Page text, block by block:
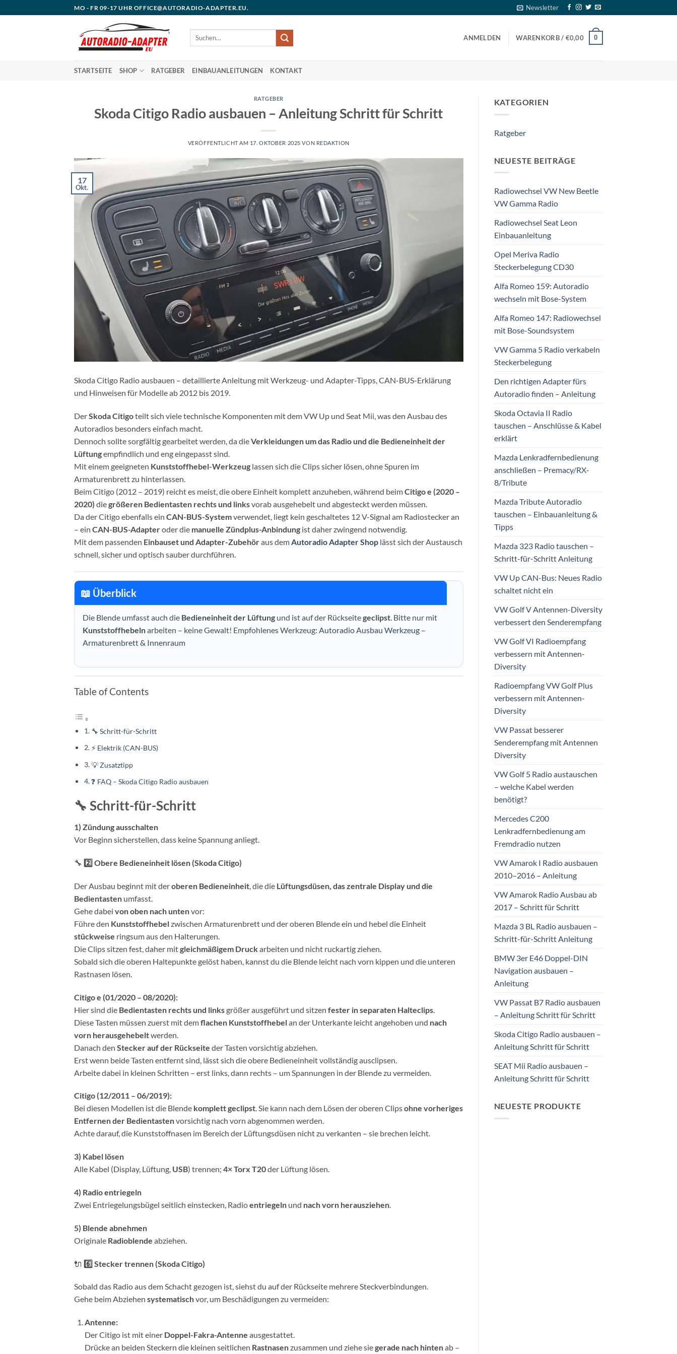
Inhalt
MO - FR 09-17 UHR OFFICE@AUTORADIO-ADAPTER.EU. Newsletter
Suchen
ANMELDEN WARENKORB / €0,00 0
STARTSEITE SHOP RATGEBER EINBAUANLEITUNGEN KONTAKT
RATGEBER
Skoda Citigo Radio ausbauen – Anleitung Schritt für Schritt
VERÖFFENTLICHT AM 17. OKTOBER 2025 VON REDAKTION
17
Okt.
Skoda Citigo Radio ausbauen – detaillierte Anleitung mit Werkzeug- und Adapter-Tipps, CAN-BUS-Erklärung
und Hinweisen für Modelle ab 2012 bis 2019.
DerSkoda Citigoteilt sich viele technische Komponenten mit dem VW Up und Seat Mii, was den Ausbau des
Autoradios besonders einfach macht.
Dennoch sollte sorgfältig gearbeitet werden, da dieVerkleidungen um das Radio und die Bedieneinheit der
Lüftungempfindlich und eng eingepasst sind.
Mit einem geeigneten Kunststoffhebel-Werkzeug lassen sich die Clips sicher lösen, ohne Spuren im
Armaturenbrett zu hinterlassen.
Beim Citigo (2012 – 2019) reicht es meist, die obere Einheit komplett anzuheben, während beimCitigo e (2020 –
2020) diegrößeren Bedientasten rechts und linksvorab ausgehebelt und abgesteckt werden müssen.
Da der Citigo ebenfalls ein CAN-BUS-Systemverwendet, liegt kein geschaltetes 12 V-Signal am Radiostecker an
– ein CAN-BUS-Adapteroder die manuelle Zündplus-Anbindung ist daher zwingend notwendig.
Mit dem passenden Einbauset und Adapter-Zubehöraus demAutoradio Adapter Shop lässt sich der Austausch
schnell, sicher und optisch sauber durchführen.
📖 Überblick
Die Blende umfasst auch die Bedieneinheit der Lüftung und ist auf der Rückseitegeclipst . Bitte nur mit
Kunststoffhebelnarbeiten – keine Gewalt! Empfohlenes Werkzeug: Autoradio Ausbau Werkzeug –
Armaturenbrett & Innenraum
Table of Contents
🔧 Schritt-für-Schritt
⚡ Elektrik (CAN-BUS)
💡 Zusatztipp
❓ FAQ – Skoda Citigo Radio ausbauen
🔧 Schritt-für-Schritt
1) Zündung ausschalten
Vor Beginn sicherstellen, dass keine Spannung anliegt.
🔧 2️⃣ Obere Bedieneinheit lösen (Skoda Citigo)
Der Ausbau beginnt mit deroberen Bedieneinheit, die die Lüftungsdüsen, das zentrale Display und die
Bedientasten umfasst.
Gehe dabei von oben nach untenvor:
Führe den Kunststoffhebelzwischen Armaturenbrett und der oberen Blende ein und hebel die Einheit
stückweise ringsum aus den Halterungen.
Die Clips sitzen fest, daher mitgleichmäßigem Druckarbeiten und nicht ruckartig ziehen.
Sobald sich die oberen Haltepunkte gelöst haben, kannst du die Blende leicht nach vorn kippen und die unteren
Rastnasen lösen.
Citigo e (01/2020 – 08/2020):
Hier sind die Bedientasten rechts und linksgrößer ausgeführt und sitzen fester in separaten Halteclips
Diese Tasten müssen zuerst mit demflachen Kunststoffhebelan der Unterkante leicht angehoben und nach
vorn herausgehebeltwerden.
Danach den Stecker auf der Rückseite der Tasten vorsichtig abziehen.
Erst wenn beide Tasten entfernt sind, lässt sich die obere Bedieneinheit vollständig ausclipsen.
Arbeite dabei in kleinen Schritten – erst links, dann rechts – um Spannungen in der Blende zu vermeiden.
Citigo (12/2011 – 06/2019):
Bei diesen Modellen ist die Blende komplett geclipst. Sie kann nach dem Lösen der oberen Clipsohne vorheriges
Entfernen der Bedientastenvorsichtig nach vorn abgenommen werden.
Achte darauf, die Kunststoffnasen im Bereich der Lüftungsdüsen nicht zu verkanten – sie brechen leicht.
3) Kabel lösen
Alle Kabel (Display, Lüftung, USB) trennen; 4× Torx T20der Lüftung lösen.
4) Radio entriegeln
Zwei Entriegelungsbügel seitlich einstecken, Radioentriegeln und nach vorn herausziehen.
5) Blende abnehmen
Originale Radioblende abziehen.
🔌 6️⃣ Stecker trennen (Skoda Citigo)
Sobald das Radio aus dem Schacht gezogen ist, siehst du auf der Rückseite mehrere Steckverbindungen.
Gehe beim Abziehen systematischvor, um Beschädigungen zu vermeiden:
Antenne:
Der Citigo ist mit einer Doppel-Fakra-Antenne ausgestattet.
Drücke an beiden Steckern die kleinen seitlichen Rastnasenzusammen und ziehe siegerade nach hintenab –
KATEGORIEN
Ratgeber
NEUESTE BEITRÄGE
Radiowechsel VW New Beetle
VW Gamma Radio
Radiowechsel Seat Leon
Einbauanleitung
Opel Meriva Radio
Steckerbelegung CD30
Alfa Romeo 159: Autoradio
wechseln mit Bose-System
Alfa Romeo 147: Radiowechsel
mit Bose-Soundsystem
VW Gamma 5 Radio verkabeln
Steckerbelegung
Den richtigen Adapter fürs
Autoradio finden – Anleitung
Skoda Octavia II Radio
tauschen – Anschlüsse & Kabel
erklärt
Mazda Lenkradfernbedienung
anschließen – Premacy/RX-
8/Tribute
Mazda Tribute Autoradio
tauschen – Einbauanleitung &
Tipps
Mazda 323 Radio tauschen –
Schritt-für-Schritt Anleitung
VW Up CAN-Bus: Neues Radio
schaltet nicht ein
VW Golf V Antennen-Diversity
verbessert den Senderempfang
VW Golf VI Radioempfang
verbessern mit Antennen-
Diversity
Radioempfang VW Golf Plus
verbessern mit Antennen-
Diversity
VW Passat besserer
Senderempfang mit Antennen
Diversity
VW Golf 5 Radio austauschen
– welche Kabel werden
benötigt?
Mercedes C200
Lenkradfernbedienung am
Fremdradio nutzen
VW Amarok I Radio ausbauen
2010–2016 – Anleitung
VW Amarok Radio Ausbau ab
2017 – Schritt für Schritt
Mazda 3 BL Radio ausbauen –
Schritt-für-Schritt Anleitung
BMW 3er E46 Doppel-DIN
Navigation ausbauen –
Anleitung
VW Passat B7 Radio ausbauen
– Anleitung Schritt für Schritt
Skoda Citigo Radio ausbauen –
Anleitung Schritt für Schritt
SEAT Mii Radio ausbauen –
Anleitung Schritt für Schritt
NEUESTE PRODUKTE